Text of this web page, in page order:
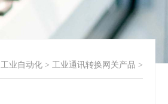
工业自动化 > 工业通讯转换网关产品 >